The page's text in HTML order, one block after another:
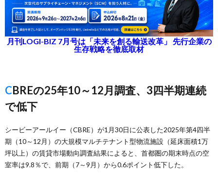
月刊LOGI-BIZ 7月号は「未来を創る輸送改革」 先行企業の
生存戦略を徹底取材
CBREの25年10～12月調査、3四半期連続
で低下
シービーアールイー（CBRE）が1月30日に公表した2025年第4四半
期（10～12月）の大規模マルチテナント型物流施設（延床面積1万
坪以上）の賃貸市場動向調査結果によると、首都圏の期末時点の空
室率は9.8％で、前期（7～9月）から0.6ポイント低下した。